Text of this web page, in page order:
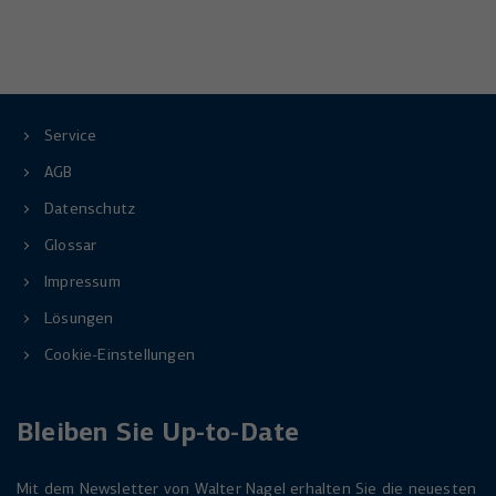
Service
AGB
Datenschutz
Glossar
Impressum
Lösungen
Cookie-Einstellungen
Bleiben Sie Up-to-Date
Mit dem Newsletter von Walter Nagel erhalten Sie die neuesten